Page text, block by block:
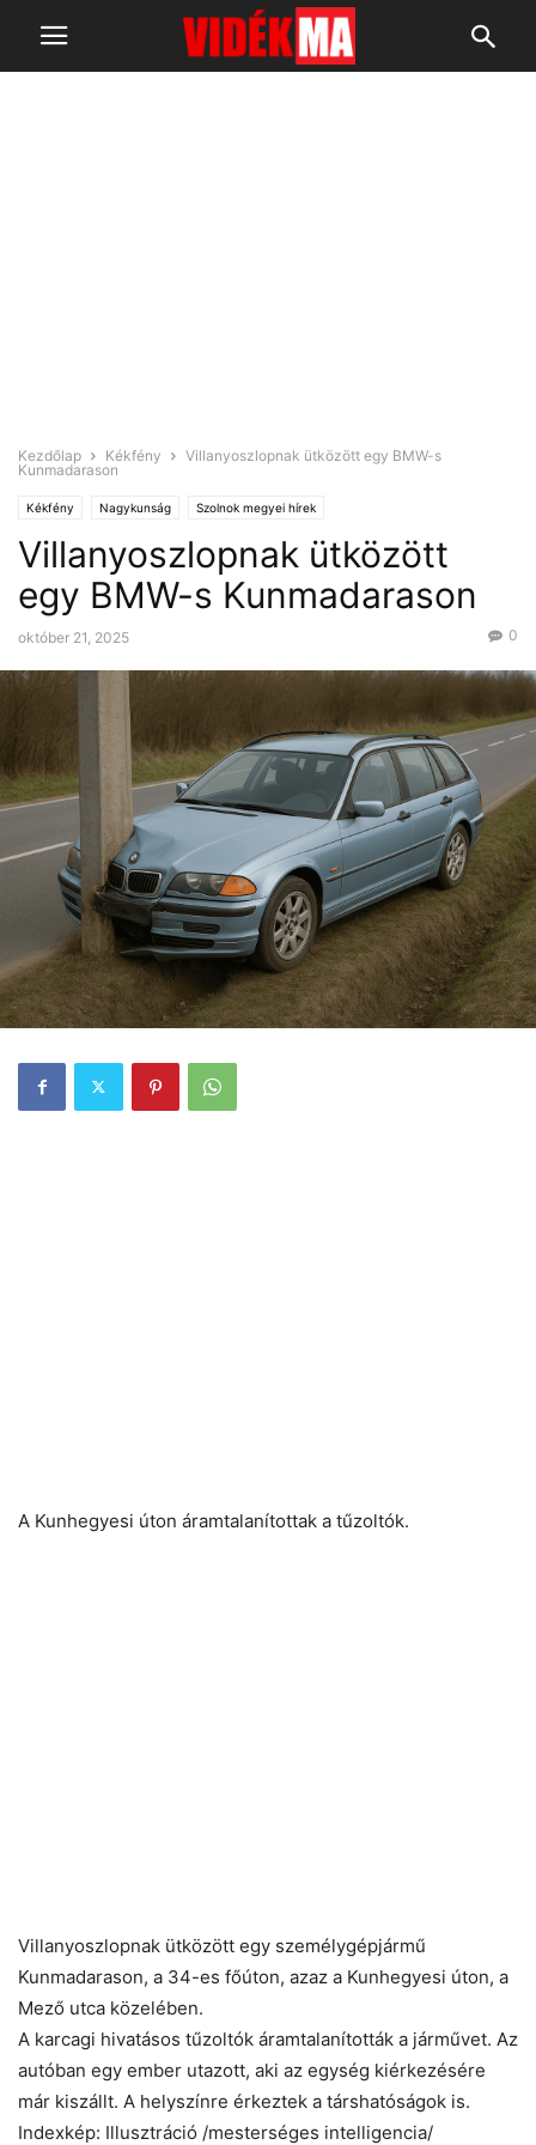
Kezdőlap Kékfény
Villanyoszlopnak ütközött egy BMW-s
Kunmadarason
Kékfény Nagykunság Szolnok megyei hírek
Villanyoszlopnak ütközött
egy BMW-s Kunmadarason
október 21, 2025 0
A Kunhegyesi úton áramtalanítottak a tűzoltók.
Villanyoszlopnak ütközött egy személygépjármű
Kunmadarason, a 34-es főúton, azaz a Kunhegyesi úton, a
Mező utca közelében.
A karcagi hivatásos tűzoltók áramtalanították a járművet. Az
autóban egy ember utazott, aki az egység kiérkezésére
már kiszállt. A helyszínre érkeztek a társhatóságok is.
Indexkép: Illusztráció /mesterséges intelligencia/